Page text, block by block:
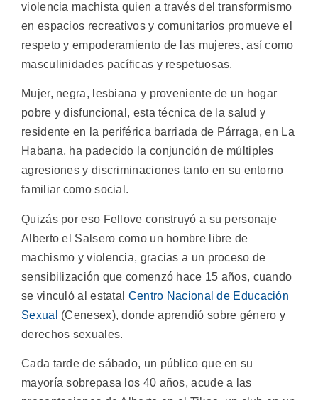
violencia machista quien a través del transformismo
en espacios recreativos y comunitarios promueve el
respeto y empoderamiento de las mujeres, así como
masculinidades pacíficas y respetuosas.
Mujer, negra, lesbiana y proveniente de un hogar
pobre y disfuncional, esta técnica de la salud y
residente en la periférica barriada de Párraga, en La
Habana, ha padecido la conjunción de múltiples
agresiones y discriminaciones tanto en su entorno
familiar como social.
Quizás por eso Fellove construyó a su personaje
Alberto el Salsero como un hombre libre de
machismo y violencia, gracias a un proceso de
sensibilización que comenzó hace 15 años, cuando
se vinculó al estatal Centro Nacional de Educación
Sexual
(Cenesex), donde aprendió sobre género y
derechos sexuales.
Cada tarde de sábado, un público que en su
mayoría sobrepasa los 40 años, acude a las